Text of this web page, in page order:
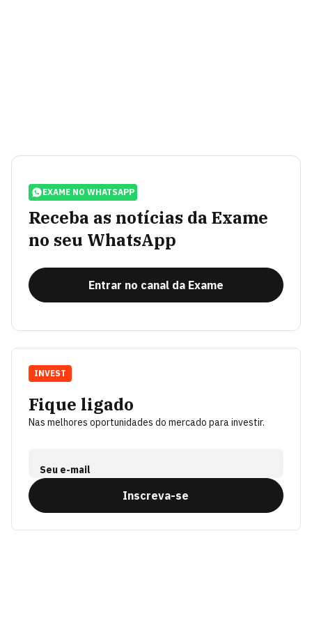
EXAME NO WHATSAPP
Receba as notícias da Exame
no seu WhatsApp
Entrar no canal da Exame
Fique ligado
Nas melhores oportunidades do mercado para investir.
Seu e-mail
Inscreva-se
INVEST